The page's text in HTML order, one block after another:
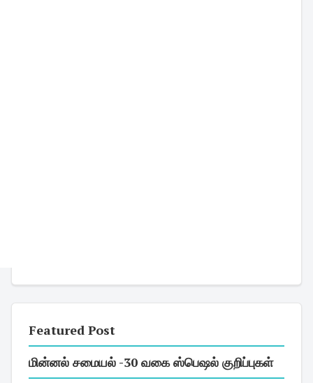
Featured Post
மின்னல் சமையல் -30 வகை ஸ்பெஷல் குறிப்புகள்